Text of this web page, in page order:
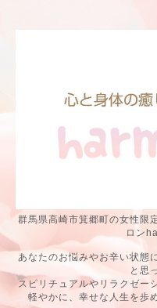
群馬県高崎市箕郷町の女性限
ロン
あなたのお悩みやお辛い状態
と思
スピリチュアルやリラクゼー
軽やかに、幸せな人生を歩